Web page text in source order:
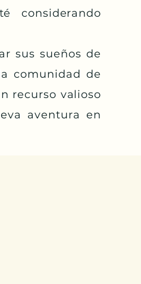
considerando
sus sueños de
comunidad de
recurso valioso
aventura en